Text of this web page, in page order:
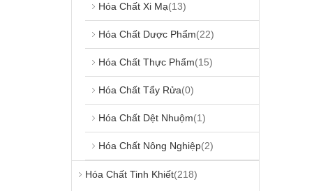
Hóa Chất Xi Mạ(13)
Hóa Chất Dược Phẩm(22)
Hóa Chất Thực Phẩm(15)
Hóa Chất Tẩy Rửa(0)
Hóa Chất Dệt Nhuộm(1)
Hóa Chất Nông Nghiệp(2)
Hóa Chất Tinh Khiết(218)